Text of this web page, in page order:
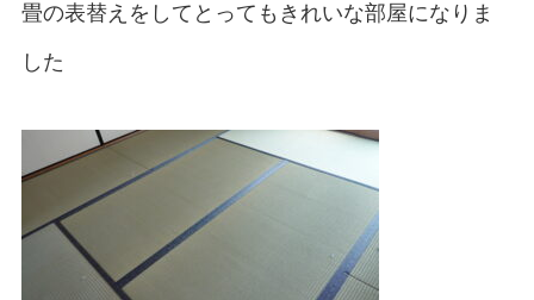
畳の表替えをしてとってもきれいな部屋になりま
した